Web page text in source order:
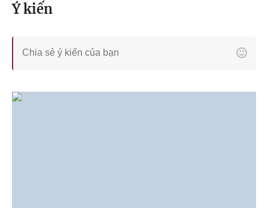
Ý kiến